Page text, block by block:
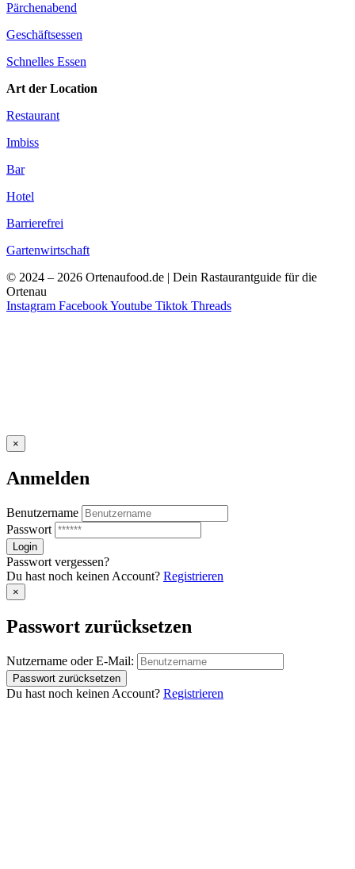
Pärchenabend
Geschäftsessen
Schnelles Essen
Art der Location
Restaurant
Imbiss
Bar
Hotel
Barrierefrei
Gartenwirtschaft
© 2024 – 2026 Ortenaufood.de | Dein Rastaurantguide für die
Ortenau
Instagram FacebookYoutube Tiktok Threads
×
Anmelden
Benutzername
Passwort
Passwort vergessen?
Du hast noch keinen Account? Registrieren
×
Passwort zurücksetzen
Nutzername oder E-Mail:
Du hast noch keinen Account? Registrieren